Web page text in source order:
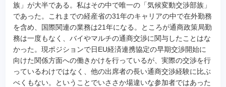
k
族」が大半である。私はその中で唯一の「気候変動交渉部族」
であった。
これまでの経産省の31年のキャリアの中で在外勤務
を含め、国際関連の業務は21年になる。ところが通商政策局勤
務は一度もなく、バイやマルチの通商交渉に関与したことはな
かった。現ポジションで日EU経済連携協定の早期交渉開始に
向けた関係方面への働きかけを行っているが、実際の交渉を行
っているわけではなく、他の出席者の長い通商交渉経験に比ぶ
べくもない。ということでいささか場違いな参加者ではあった